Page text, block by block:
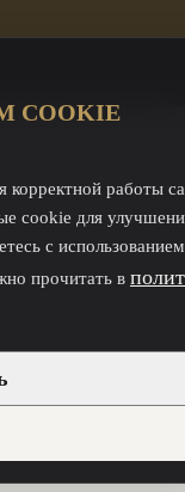
корректной работы
cookie для
с использованием
прочитать в